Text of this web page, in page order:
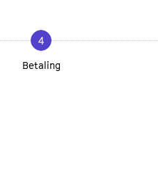
4
Betaling